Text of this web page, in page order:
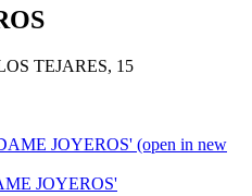
TEJARES, 15
JOYEROS' (open in new
JOYEROS'